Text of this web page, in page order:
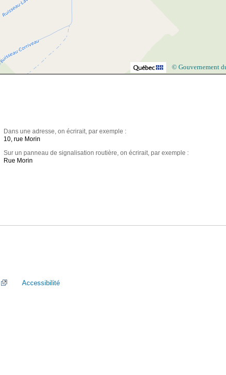
© Gouvernement
Dans une adresse, on écrirait, par exemple :
10, rue Morin
Sur un panneau de signalisation routière, on écrirait, par exemple :
Rue Morin
Accessibilité